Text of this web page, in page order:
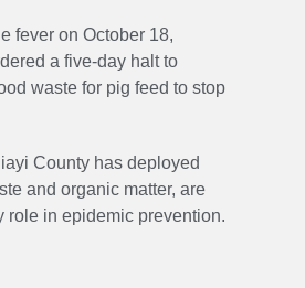
fever on October 18,
a five-day halt to
waste for pig feed to stop
County has deployed
and organic matter, are
role in epidemic prevention.